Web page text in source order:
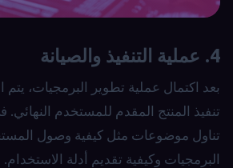
4. عملية التنفيذ والصيانة
بعد اكتمال عملية تطوير البرمجيات، يتم
تنفيذ المنتج المقدم للمستخدم النهائي.
تناول موضوعات مثل كيفية وصول
البرمجيات وكيفية تقديم أدلة